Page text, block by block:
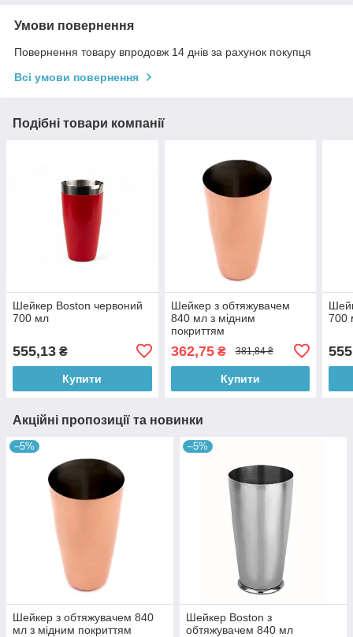
Умови повернення
Повернення товару впродовж 14 днів за рахунок покупця
Всі умови повернення
Подібні товари компанії
Шейкер Boston червоний
700 мл
555,13 ₴
Купити
Шейкер з обтяжувачем
840 мл з мідним
покриттям
362,75₴ 381,84 ₴
Купити
700
Акційні пропозиції та новинки
–5%
Шейкер з обтяжувачем 840
мл з мідним покриттям
–5%
Шейкер Boston з
обтяжувачем 840 мл